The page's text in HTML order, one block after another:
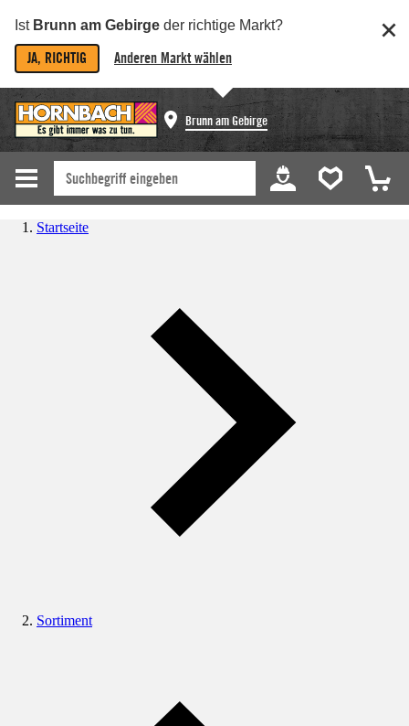
Ist Brunn am Gebirge der richtige Markt?
JA, RICHTIG Anderen Markt wählen
Brunn am Gebirge
Startseite
Sortiment